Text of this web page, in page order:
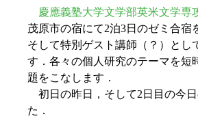
慶應義塾大学文学部英米文学専
茂原市の宿にて2泊3日のゼミ合宿
そして特別ゲスト講師（？）とし
す．各々の個人研究のテーマを短
題をこなします．
初日の昨日，そして2日目の今
た．